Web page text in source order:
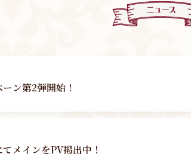
ン第2弾開始！
メインをPV掲出中！